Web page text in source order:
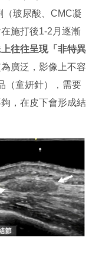
玻尿酸、CMC凝
施打後1-2月逐漸
往往呈現「非特異
廣泛，影像上不容
（童妍針），需要
，在皮下會形成結